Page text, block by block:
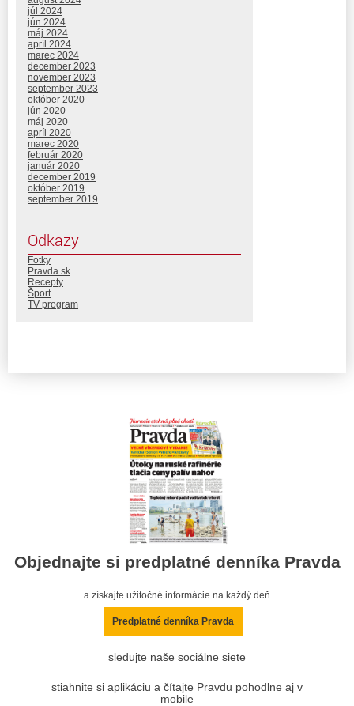
júl 2024
jún 2024
máj 2024
apríl 2024
marec 2024
december 2023
november 2023
september 2023
október 2020
jún 2020
máj 2020
apríl 2020
marec 2020
február 2020
január 2020
december 2019
október 2019
september 2019
Odkazy
Fotky
Pravda.sk
Recepty
Šport
TV program
Objednajte si predplatné denníka Pravda
a získajte užitočné informácie na každý deň
Predplatné denníka Pravda
sledujte naše sociálne siete
stiahnite si aplikáciu a čítajte Pravdu pohodlne aj v
mobile